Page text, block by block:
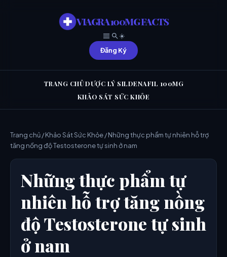
☀️
VIAGRA 100MG FACTS
Đăng Ký
TRANG CHỦDƯỢC LÝ SILDENAFIL 100MG
KHẢO SÁT SỨC KHỎE
Trang chủ/Khảo Sát Sức Khỏe/ Những thực phẩm tự nhiên hỗ trợ
tăng nồng độ Testosterone tự sinh ở nam
Những thực phẩm tự
nhiên hỗ trợ tăng nồng
độ Testosterone tự sinh
ở nam